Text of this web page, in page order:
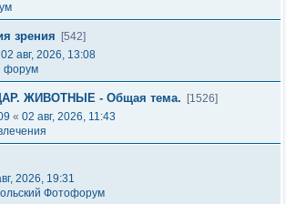
зрения
[542]
02 авг, 2026, 13:08
форум
ЖИВОТНЫЕ - Общая тема.
[1526]
« 02 авг, 2026, 11:43
2026, 19:31
Фотофорум